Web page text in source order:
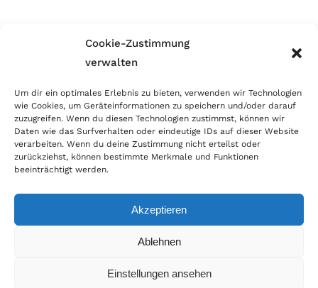
Cookie-Zustimmung
verwalten
Um dir ein optimales Erlebnis zu bieten, verwenden wir Technologien
wie Cookies, um Geräteinformationen zu speichern und/oder darauf
zuzugreifen. Wenn du diesen Technologien zustimmst, können wir
Daten wie das Surfverhalten oder eindeutige IDs auf dieser Website
verarbeiten. Wenn du deine Zustimmung nicht erteilst oder
zurückziehst, können bestimmte Merkmale und Funktionen
beeinträchtigt werden.
Akzeptieren
Ablehnen
Einstellungen ansehen
Wir sind Mitglied im Händlerbund!
erfolgreichen E-Commerce ein. Auch wir sind wie
viele Onlineshops im Netz Mitglied im Händlerbund
und unterstützen fairen Onlinehandel.
© Copyright 2026 | World of Coins |Impressum|Datenschutz|Cookie
|Zahlung & Versand